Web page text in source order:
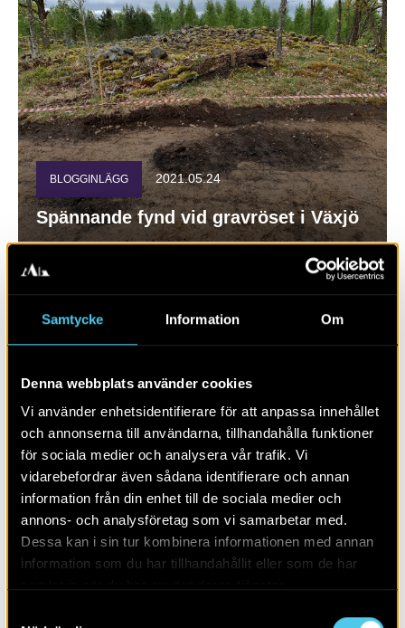
Samtycke Information Om
Denna webbplats använder cookies
Vi använder enhetsidentifierare för att anpassa innehållet
och annonserna till användarna, tillhandahålla funktioner
för sociala medier och analysera vår trafik. Vi
vidarebefordrar även sådana identifierare och annan
information från din enhet till de sociala medier och
annons- och analysföretag som vi samarbetar med.
Dessa kan i sin tur kombinera informationen med annan
information som du har tillhandahållit eller som de har
BLOGGINLÄGG 2021.05.24
Spännande fynd vid gravröset i Växjö
UPPDRAG
Händelser vid ett gravröse